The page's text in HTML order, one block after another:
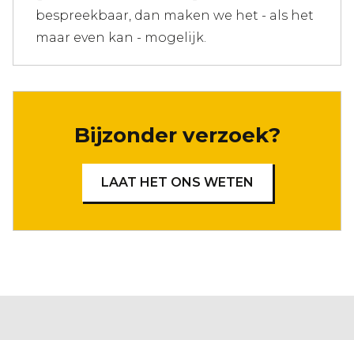
bespreekbaar, dan maken we het - als het
maar even kan - mogelijk.
Bijzonder verzoek?
LAAT HET ONS WETEN